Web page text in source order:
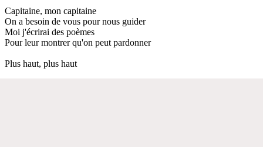
Capitaine, mon capitaine
On a besoin de vous pour nous guider
Moi j'écrirai des poèmes
Pour leur montrer qu'on peut pardonner
Plus haut, plus haut